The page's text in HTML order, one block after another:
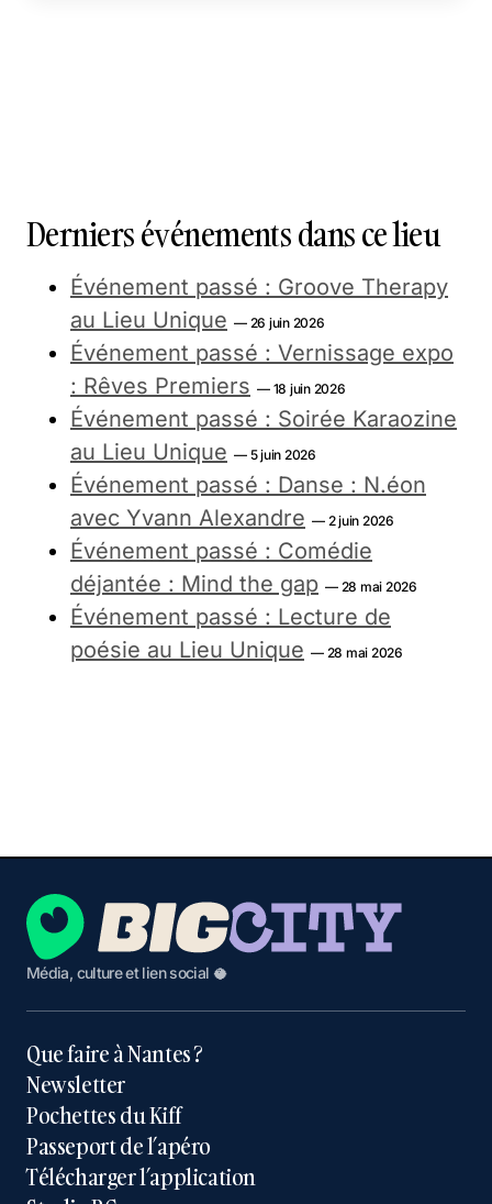
Derniers événements dans ce lieu
Événement passé : Groove Therapy
au Lieu Unique — 26 juin 2026
Événement passé : Vernissage expo
: Rêves Premiers — 18 juin 2026
Événement passé : Soirée Karaozine
au Lieu Unique — 5 juin 2026
Événement passé : Danse : N.éon
avec Yvann Alexandre — 2 juin 2026
Événement passé : Comédie
déjantée : Mind the gap — 28 mai 2026
Événement passé : Lecture de
poésie au Lieu Unique — 28 mai 2026
Média, culture et lien social 🥥
Que faire à Nantes ?
Newsletter
Pochettes du Kiff
Passeport de l’apéro
Télécharger l’application